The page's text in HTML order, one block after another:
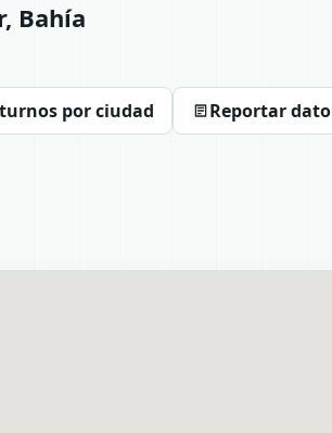
Bahía
por ciudad Reportar dato